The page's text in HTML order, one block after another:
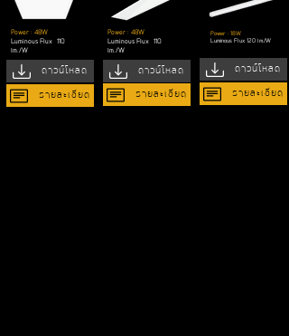
Power : 48W
Luminous Flux 110
lm./W
ดาวน์โหลด
รายละเอียด
Power : 48W
Luminous Flux 110
lm./W
ดาวน์โหลด
รายละเอียด
Power : 18W
Luminous Flux 120 lm./W
ดาวน์โหลด
รายละเอียด